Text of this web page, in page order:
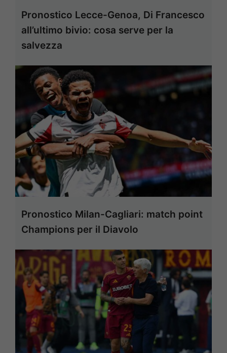
Pronostico Lecce-Genoa, Di Francesco
all’ultimo bivio: cosa serve per la
salvezza
Pronostico Milan-Cagliari: match point
Champions per il Diavolo